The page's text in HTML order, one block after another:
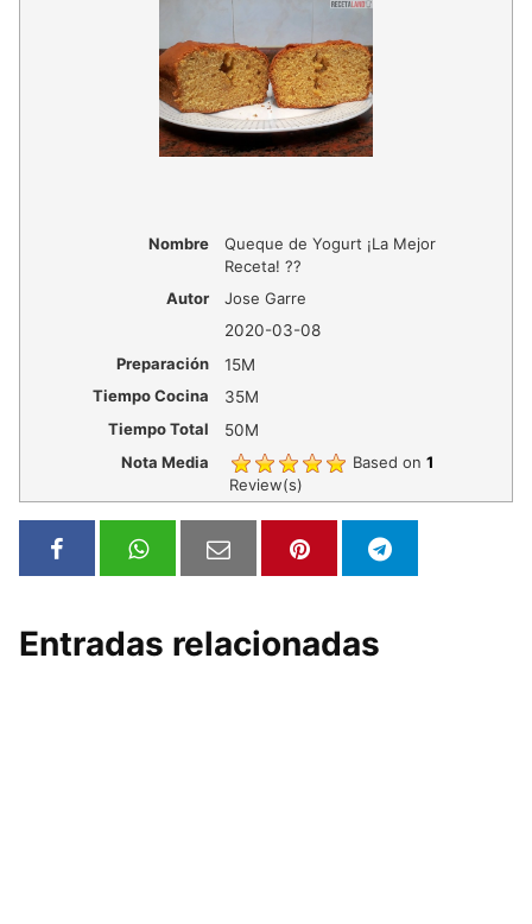
Nombre
Queque de Yogurt ¡La Mejor
Receta! ?‍?
Autor
Jose Garre
2020-03-08
Preparación
15M
Tiempo Cocina
35M
Tiempo Total
50M
Nota Media
Based on1
Review(s)
Entradas relacionadas